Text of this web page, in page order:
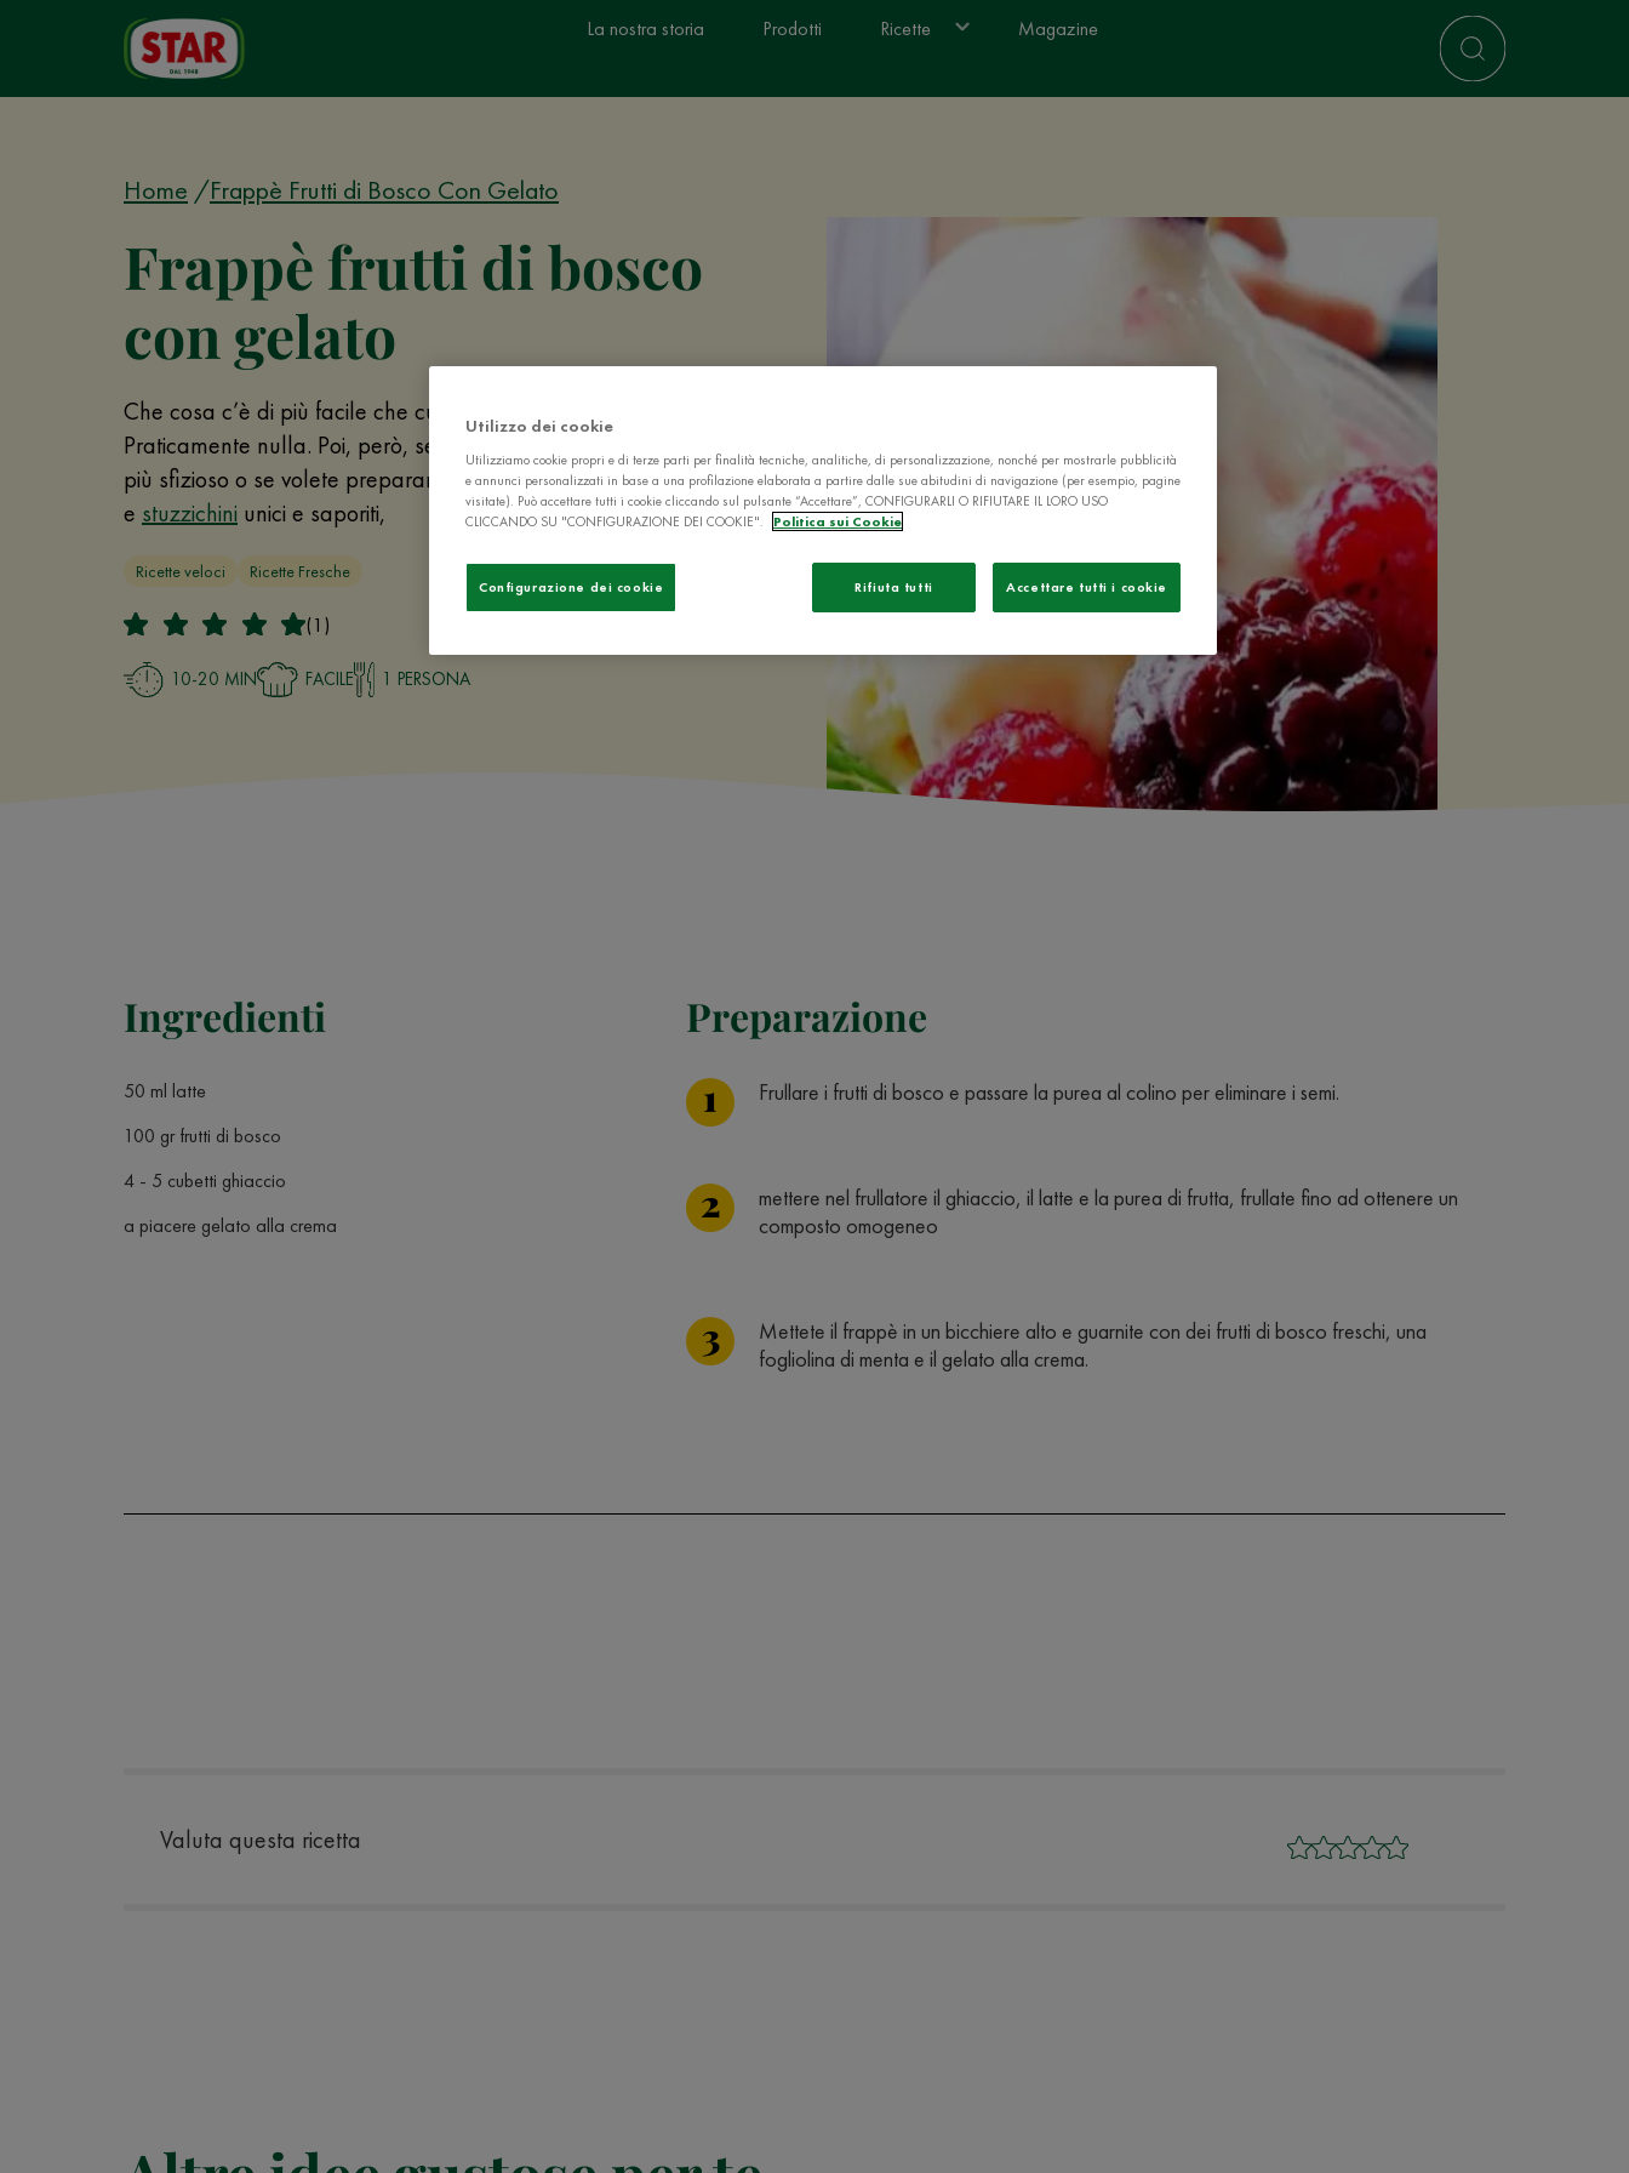
La nostra storia Prodotti Ricette Magazine
Home Frappè Frutti di Bosco Con Gelato
Frappè frutti di bosco
con gelato
Che cosa c’è di più facile che cuocere delle uova sode?
Praticamente nulla. Poi, però, se avete in mente qualcosa di
più sfizioso o se volete preparare un buffet freddo originale
e stuzzichini unici e saporiti,
Ricette veloci Ricette Fresche
(1)
10-20 MIN FACILE 1 PERSONA
Ingredienti
50 ml latte
100 gr frutti di bosco
4 - 5 cubetti ghiaccio
a piacere gelato alla crema
Preparazione
Frullare i frutti di bosco e passare la purea al colino per eliminare i semi.
mettere nel frullatore il ghiaccio, il latte e la purea di frutta, frullate fino ad ottenere un
composto omogeneo
Mettete il frappè in un bicchiere alto e guarnite con dei frutti di bosco freschi, una
fogliolina di menta e il gelato alla crema.
Valuta questa ricetta
Utilizzo dei cookie
Utilizziamo cookie propri e di terze parti per finalità tecniche, analitiche, di personalizzazione, nonché per mostrarle pubblicità
e annunci personalizzati in base a una profilazione elaborata a partire dalle sue abitudini di navigazione (per esempio, pagine
visitate). Può accettare tutti i cookie cliccando sul pulsante “Accettare”, CONFIGURARLI O RIFIUTARE IL LORO USO
CLICCANDO SU "CONFIGURAZIONE DEI COOKIE".
Politica sui Cookie
Rifiuta tutti Accettare tutti i cookie
Configurazione dei cookie